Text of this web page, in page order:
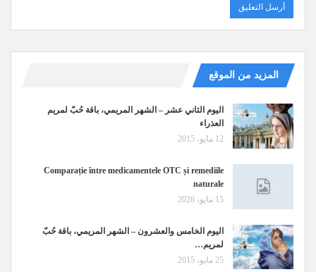
المزيد من الموقع
اليوم الثاني عشر – الشهر المريمي، باقة حُبّ لمريم
العذراء
12 مايو، 2015
Comparație între medicamentele OTC și remediile
naturale
15 مايو، 2026
اليوم الخامس والعشرون – الشهر المريمي، باقة حُبّ
لمريم…
25 مايو، 2015